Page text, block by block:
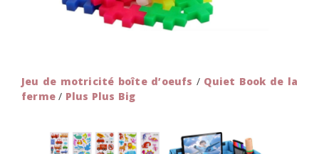
Jeu de motricité boîte d’oeufs / Quiet Book de la
ferme / Plus Plus Big